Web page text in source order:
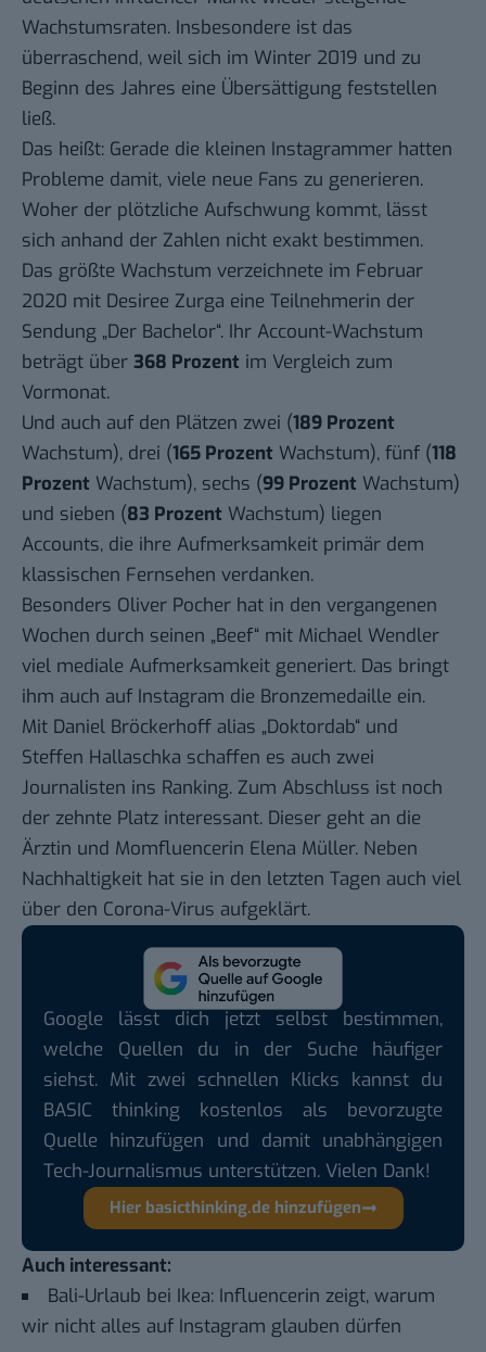
Wachstumsraten. Insbesondere ist das
überraschend, weil sich im Winter 2019 und zu
Beginn des Jahres eine Übersättigung feststellen
ließ.
Das heißt: Gerade die kleinen Instagrammer hatten
Probleme damit, viele neue Fans zu generieren.
Woher der plötzliche Aufschwung kommt, lässt
sich anhand der Zahlen nicht exakt bestimmen.
Das größte Wachstum verzeichnete im Februar
2020 mit Desiree Zurga eine Teilnehmerin der
Sendung „Der Bachelor“. Ihr Account-Wachstum
beträgt über 368 Prozent im Vergleich zum
Vormonat.
Und auch auf den Plätzen zwei (189 Prozent
Wachstum), drei (165 Prozent Wachstum), fünf (118
Prozent Wachstum), sechs (99 Prozent Wachstum)
und sieben (83 Prozent Wachstum) liegen
Accounts, die ihre Aufmerksamkeit primär dem
klassischen Fernsehen verdanken.
Besonders Oliver Pocher hat in den vergangenen
Wochen durch seinen „Beef“ mit Michael Wendler
viel mediale Aufmerksamkeit generiert. Das bringt
ihm auch auf Instagram die Bronzemedaille ein.
Mit Daniel Bröckerhoff alias „Doktordab“ und
Steffen Hallaschka schaffen es auch zwei
Journalisten ins Ranking. Zum Abschluss ist noch
der zehnte Platz interessant. Dieser geht an die
Ärztin und Momfluencerin Elena Müller. Neben
Nachhaltigkeit hat sie in den letzten Tagen auch viel
über den Corona-Virus aufgeklärt.
Google lässt dich jetzt selbst bestimmen,
welche Quellen du in der Suche häufiger
siehst. Mit zwei schnellen Klicks kannst du
BASIC thinking kostenlos als bevorzugte
Quelle hinzufügen und damit unabhängigen
Tech-Journalismus unterstützen. Vielen Dank!
Hier basicthinking.de hinzufügen
Auch interessant:
Bali-Urlaub bei Ikea: Influencerin zeigt, warum
wir nicht alles auf Instagram glauben dürfen